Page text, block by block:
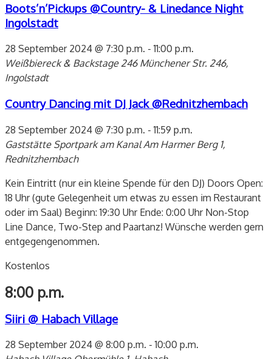
Boots’n’Pickups @Country- & Linedance Night
Ingolstadt
28 September 2024 @ 7:30 p.m. -11:00 p.m.
Weißbiereck & Backstage 246 Münchener Str. 246,
Ingolstadt
Country Dancing mit DJ Jack @Rednitzhembach
28 September 2024 @ 7:30 p.m. -11:59 p.m.
Gaststätte Sportpark am KanalAm Harmer Berg 1,
Rednitzhembach
Kein Eintritt (nur ein kleine Spende für den DJ) Doors Open:
18 Uhr (gute Gelegenheit um etwas zu essen im Restaurant
oder im Saal) Beginn: 19:30 Uhr Ende: 0:00 Uhr Non-Stop
Line Dance, Two-Step and Paartanz! Wünsche werden gern
entgegengenommen.
Kostenlos
8:00 p.m.
Siiri @ Habach Village
28 September 2024 @ 8:00 p.m. -10:00 p.m.